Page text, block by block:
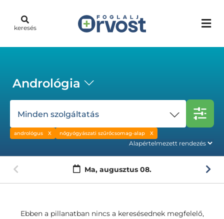
keresés
Andrológia
Minden szolgáltatás
andrológus nőgyógyászati szűrőcsomag-alap
Ma, augusztus 08.
Ebben a pillanatban nincs a keresésednek megfelelő,